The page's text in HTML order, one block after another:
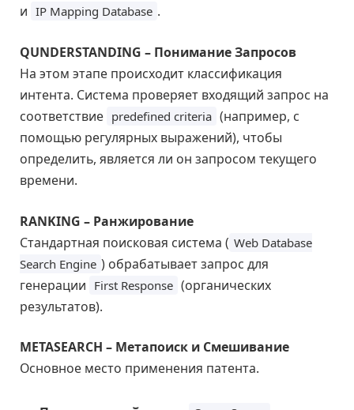
и IP Mapping Database .
QUNDERSTANDING – Понимание Запросов
На этом этапе происходит классификация
интента. Система проверяет входящий запрос на
соответствие predefined criteria (например, с
помощью регулярных выражений), чтобы
определить, является ли он запросом текущего
времени.
RANKING – Ранжирование
Стандартная поисковая система ( Web Database
Search Engine ) обрабатывает запрос для
генерации First Response (органических
результатов).
METASEARCH – Метапоиск и Смешивание
Основное место применения патента.